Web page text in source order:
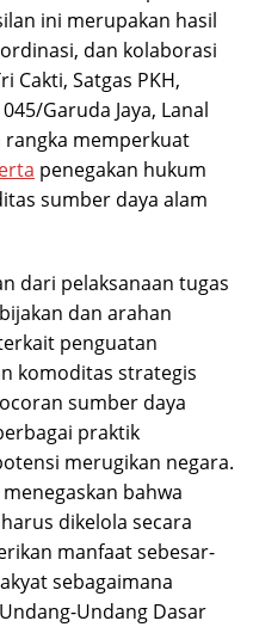
ini merupakan hasil
dan kolaborasi
Cakti, Satgas PKH,
Garuda Jaya, Lanal
rangka memperkuat
penegakan hukum
sumber daya alam
dari pelaksanaan tugas
dan arahan
penguatan
komoditas strategis
sumber daya
praktik
merugikan negara.
bahwa
dikelola secara
manfaat sebesar-
sebagaimana
Undang Dasar